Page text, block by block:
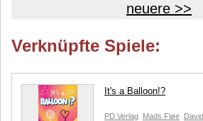
neuere >>
Verknüpfte Spiele:
It's a Balloon!?
PD Verlag Mads Fløe